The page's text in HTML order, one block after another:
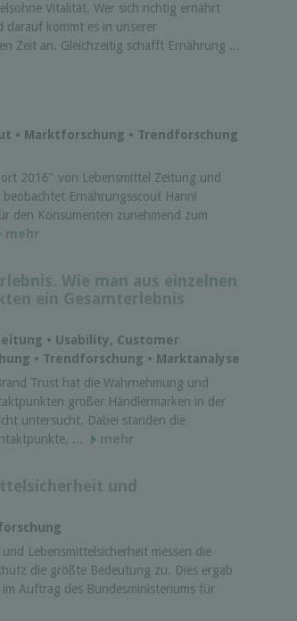
Vitalität. Wer sich richtig ernährt
darauf kommt es in unserer
Zeit an. Gleichzeitig schafft Ernährung ...
• Marktforschung • Trendforschung
2016" von Lebensmittel Zeitung und
Ernährungsscout Hanni
den Konsumenten zunehmend zum
mehr
Wie man aus einzelnen
ein Gesamterlebnis
• Usability, Customer
• Trendforschung • Marktanalyse
Trust hat die Wahrnehmung und
großer Händlermarken in der
untersucht. Dabei standen die
...
mehr
und
Lebensmittelsicherheit messen die
die größte Bedeutung zu. Dies ergab
Auftrag des Bundesministeriums für